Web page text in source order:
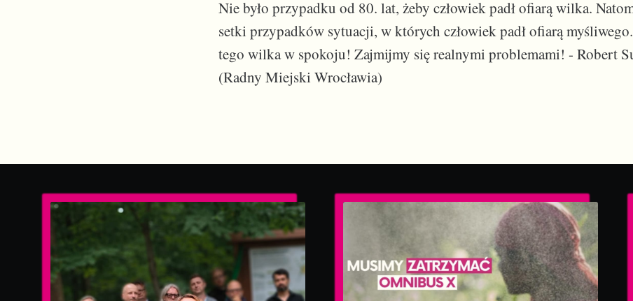
Nie było przypadku od 80. lat, żeby człowiek padł ofiarą wilka.
setki przypadków sytuacji, w których człowiek padł ofiarą
tego wilka w spokoju! Zajmijmy się realnymi problemami! - Robert
(Radny Miejski Wrocławia)